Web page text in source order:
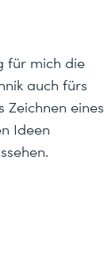
für mich die
auch fürs
eines
Ideen